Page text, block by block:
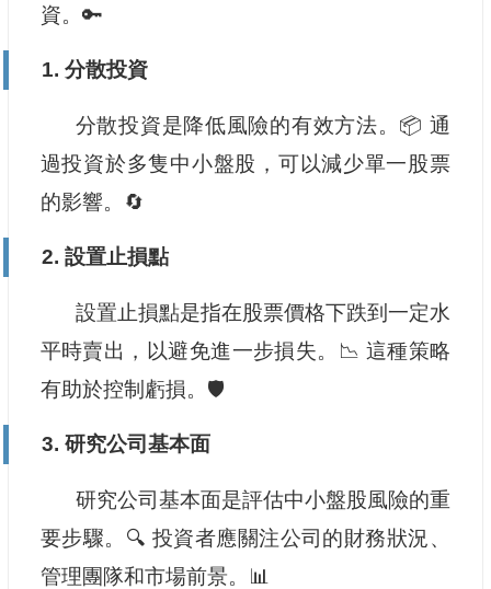
資。🔑
1. 分散投資
分散投資是降低風險的有效方法。📦 通
過投資於多隻中小盤股，可以減少單一股票
的影響。🔄
2. 設置止損點
設置止損點是指在股票價格下跌到一定水
平時賣出，以避免進一步損失。📉 這種策略
有助於控制虧損。🛡️
3. 研究公司基本面
研究公司基本面是評估中小盤股風險的重
要步驟。🔍 投資者應關注公司的財務狀況、
管理團隊和市場前景。📊